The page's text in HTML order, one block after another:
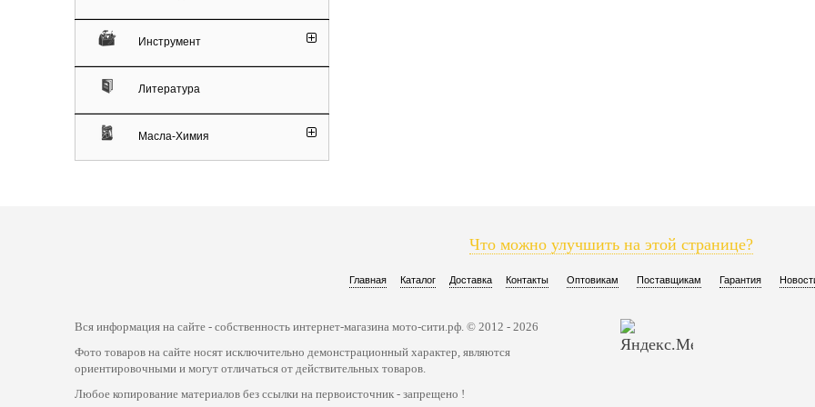
Инструмент
Литература
Масла-Химия
Что можно улучшить на этой странице?
Главная Каталог Доставка Контакты Оптовикам Поставщикам Гарантия
Вся информация на сайте - собственность интернет-магазина мото-сити.рф. © 2012 - 2026
Фото товаров на сайте носят исключительно демонстрационный характер, являются
ориентировочными и могут отличаться от действительных товаров.
Любое копирование материалов без ссылки на первоисточник - запрещено !